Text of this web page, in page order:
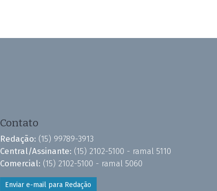
Contato
Redação: (15) 99789-3913
Central/Assinante: (15) 2102-5100 - ramal 5110
Comercial: (15) 2102-5100 - ramal 5060
Enviar e-mail para Redação